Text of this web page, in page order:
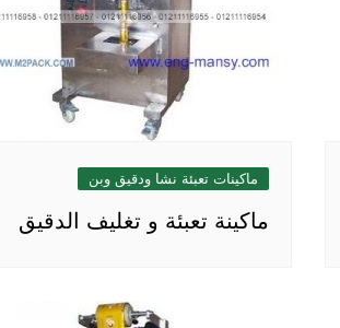
ماكينات تعبئة نشا ودقيق وبن
ماكينة تعبئة و تغليف الدقيق